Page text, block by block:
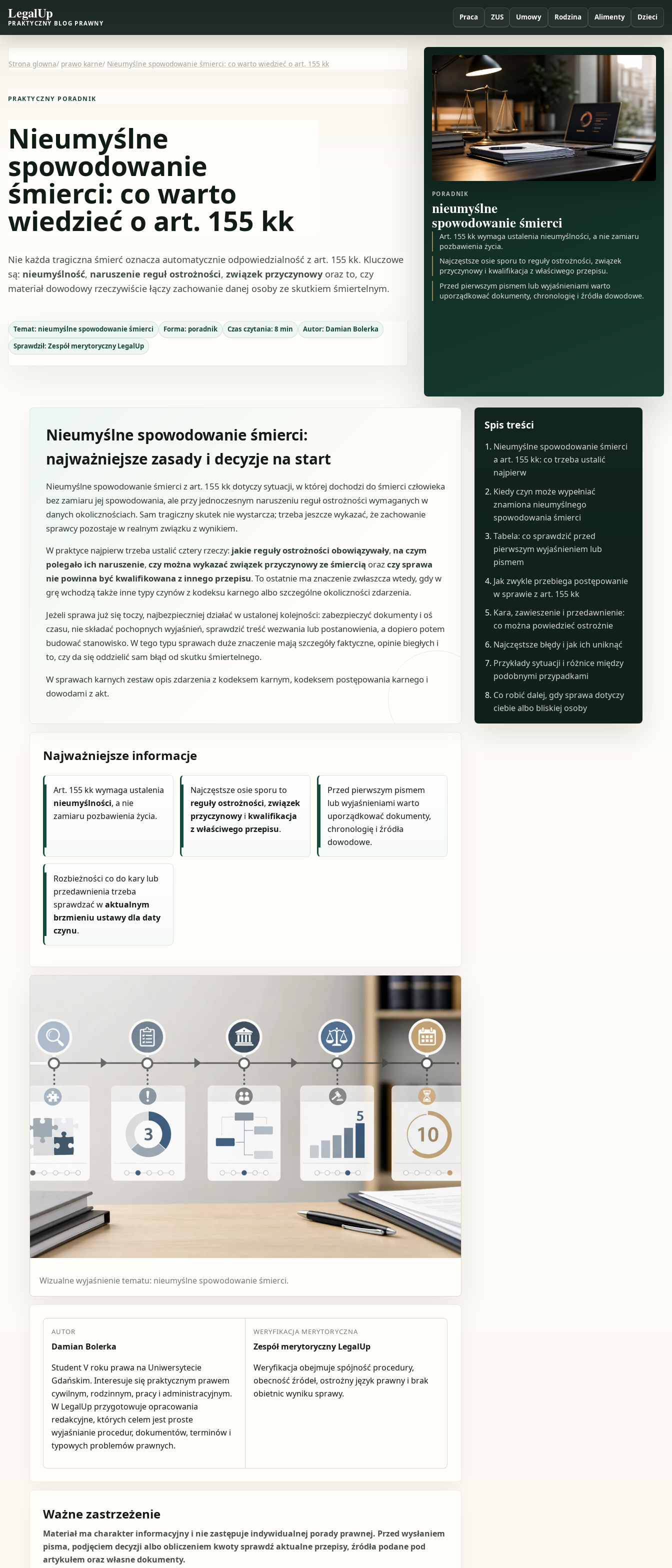
LegalUp
PRAKTYCZNY BLOG PRAWNY
Praca ZUS Umowy Rodzina Alimenty Dzieci
Strona glowna/ prawo karne/ Nieumyślne spowodowanie śmierci: co warto wiedzieć o art. 155 kk
PRAKTYCZNY PORADNIK
Nieumyślne
spowodowanie
śmierci: co warto
wiedzieć o art. 155 kk
Nie każda tragiczna śmierć oznacza automatycznie odpowiedzialność z art. 155 kk. Kluczowe
są: nieumyślność, naruszenie reguł ostrożności, związek przyczynowyoraz to, czy
materiał dowodowy rzeczywiście łączy zachowanie danej osoby ze skutkiem śmiertelnym.
Temat: nieumyślne spowodowanie śmierci Forma: poradnik Czas czytania: 8 min Autor: Damian Bolerka
Sprawdził: Zespół merytoryczny LegalUp
PORADNIK
nieumyślne
spowodowanie śmierci
Art. 155 kk wymaga ustalenia nieumyślności, a nie zamiaru
pozbawienia życia.
Najczęstsze osie sporu to reguły ostrożności, związek
przyczynowy i kwalifikacja z właściwego przepisu.
Przed pierwszym pismem lub wyjaśnieniami warto
uporządkować dokumenty, chronologię i źródła dowodowe.
Nieumyślne spowodowanie śmierci:
najważniejsze zasady i decyzje na start
Nieumyślne spowodowanie śmierci z art. 155 kk dotyczy sytuacji, w której dochodzi do śmierci człowieka
bez zamiaru jej spowodowania, ale przy jednoczesnym naruszeniu reguł ostrożności wymaganych w
danych okolicznościach. Sam tragiczny skutek nie wystarcza; trzeba jeszcze wykazać, że zachowanie
sprawcy pozostaje w realnym związku z wynikiem.
W praktyce najpierw trzeba ustalić cztery rzeczy: jakie reguły ostrożności obowiązywały, na czym
polegało ich naruszenie, czy można wykazać związek przyczynowy ze śmiercią orazczy sprawa
nie powinna być kwalifikowana z innego przepisu. To ostatnie ma znaczenie zwłaszcza wtedy, gdy w
grę wchodzą także inne typy czynów z kodeksu karnego albo szczególne okoliczności zdarzenia.
Jeżeli sprawa już się toczy, najbezpieczniej działać w ustalonej kolejności: zabezpieczyć dokumenty i oś
czasu, nie składać pochopnych wyjaśnień, sprawdzić treść wezwania lub postanowienia, a dopiero potem
budować stanowisko. W tego typu sprawach duże znaczenie mają szczegóły faktyczne, opinie biegłych i
to, czy da się oddzielić sam błąd od skutku śmiertelnego.
W sprawach karnych zestaw opis zdarzenia z kodeksem karnym, kodeksem postępowania karnego i
dowodami z akt.
Najważniejsze informacje
Art. 155 kk wymaga ustalenia
nieumyślności, a nie
zamiaru pozbawienia życia.
Najczęstsze osie sporu to
reguły ostrożności,związek
przyczynowy i kwalifikacja
z właściwego przepisu.
Przed pierwszym pismem
lub wyjaśnieniami warto
uporządkować dokumenty,
chronologię i źródła
dowodowe.
Rozbieżności co do kary lub
przedawnienia trzeba
sprawdzać waktualnym
brzmieniu ustawy dla daty
czynu.
Wizualne wyjaśnienie tematu: nieumyślne spowodowanie śmierci.
AUTOR
Damian Bolerka
Student V roku prawa na Uniwersytecie
Gdańskim. Interesuje się praktycznym prawem
cywilnym, rodzinnym, pracy i administracyjnym.
W LegalUp przygotowuje opracowania
redakcyjne, których celem jest proste
wyjaśnianie procedur, dokumentów, terminów i
typowych problemów prawnych.
WERYFIKACJA MERYTORYCZNA
Zespół merytoryczny LegalUp
Weryfikacja obejmuje spójność procedury,
obecność źródeł, ostrożny język prawny i brak
obietnic wyniku sprawy.
Ważne zastrzeżenie
Materiał ma charakter informacyjny i nie zastępuje indywidualnej porady prawnej. Przed wysłaniem
pisma, podjęciem decyzji albo obliczeniem kwoty sprawdź aktualne przepisy, źródła podane pod
artykułem oraz własne dokumenty.
Spis treści
Nieumyślne spowodowanie śmierci
a art. 155 kk: co trzeba ustalić
najpierw
Kiedy czyn może wypełniać
znamiona nieumyślnego
spowodowania śmierci
Tabela: co sprawdzić przed
pierwszym wyjaśnieniem lub
pismem
Jak zwykle przebiega postępowanie
w sprawie z art. 155 kk
Kara, zawieszenie i przedawnienie:
co można powiedzieć ostrożnie
Najczęstsze błędy i jak ich uniknąć
Przykłady sytuacji i różnice między
podobnymi przypadkami
Co robić dalej, gdy sprawa dotyczy
ciebie albo bliskiej osoby